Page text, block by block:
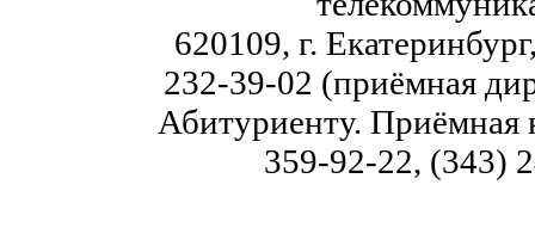
620109, г.
232-39-02 (приёмная
Абитуриенту. Приёмная
359-92-22, (343)